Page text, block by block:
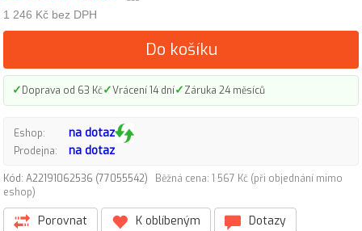
1 246 Kč bez DPH
Do košíku
✓Doprava od 63 Kč✓Vrácení 14 dní✓Záruka 24 měsíců
Eshop: na dotaz
Prodejna: na dotaz
Kód: A22191062536 (77055542)
Běžná cena: 1 567 Kč (při objednání mimo
eshop)
Porovnat K oblíbeným
Dotazy